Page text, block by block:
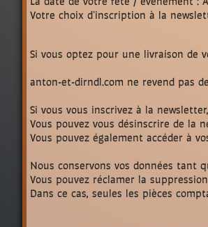
Votre choix d'inscription à la
Si vous optez pour une livraison de
anton-et-dirndl.com ne revend pas
Si vous vous inscrivez à la
Vous pouvez vous désinscrire de la
Vous pouvez également accéder à
Nous conservons vos données
Vous pouvez réclamer la
Dans ce cas, seules les pièces